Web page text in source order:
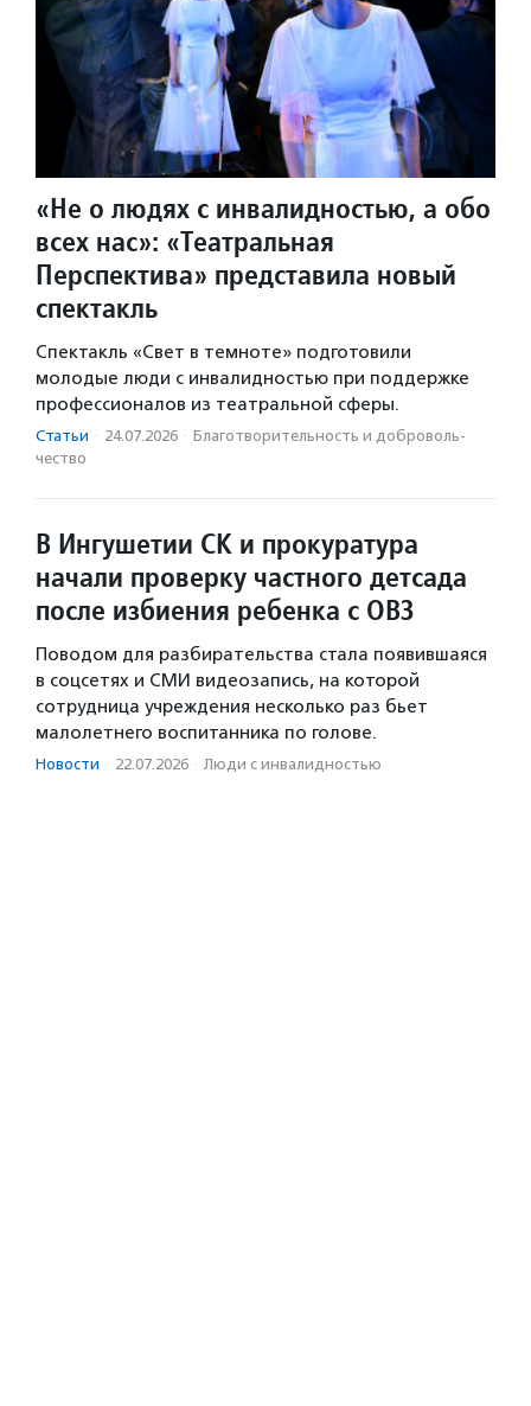
«Не о людях с инвалидностью, а обо
всех нас»: «Театральная
Перспектива» представила новый
спектакль
Спектакль «Свет в темноте» подготовили
молодые люди с инвалидностью при поддержке
профессионалов из театральной сферы.
Статьи · 24.07.2026 · Благотвори­тель­ность и доброволь­
чест­во
В Ингушетии СК и прокуратура
начали проверку частного детсада
после избиения ребенка с ОВЗ
Поводом для разбирательства стала появившаяся
в соцсетях и СМИ видеозапись, на которой
сотрудница учреждения несколько раз бьет
малолетнего воспитанника по голове.
Новости · 22.07.2026 · Люди с инвалидностью